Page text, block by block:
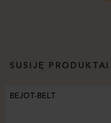
SUSIJĘ PRODUKTAI
BEJOT-BELT